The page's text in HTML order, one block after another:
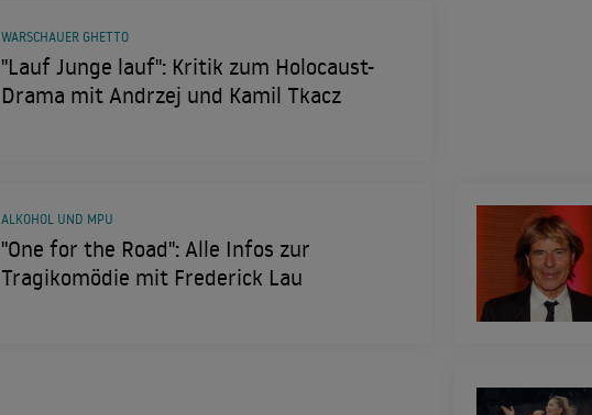
"Lauf Junge lauf": Kritik zum Holocaust-
Drama mit Andrzej und Kamil Tkacz
WARSCHAUER GHETTO
"One for the Road": Alle Infos zur
Tragikomödie mit Frederick Lau
ALKOHOL UND MPU